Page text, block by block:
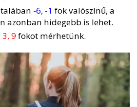
-6, -1 fok valószínű, a
azonban hidegebb is lehet.
3, 9fokot mérhetünk.